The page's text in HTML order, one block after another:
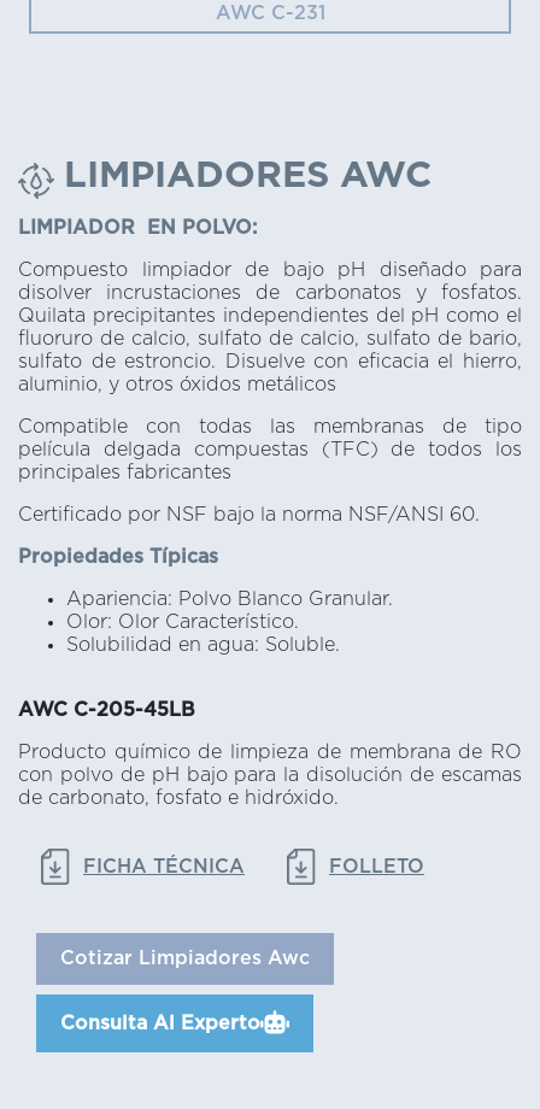
AWC C-231
LIMPIADORES AWC
LIMPIADOR EN POLVO:
Compuesto limpiador de bajo pH diseñado para
disolver incrustaciones de carbonatos y fosfatos.
Quilata precipitantes independientes del pH como el
fluoruro de calcio, sulfato de calcio, sulfato de bario,
sulfato de estroncio. Disuelve con eficacia el hierro,
aluminio, y otros óxidos metálicos
Compatible con todas las membranas de tipo
película delgada compuestas (TFC) de todos los
principales fabricantes
Certificado por NSF bajo la norma NSF/ANSI 60.
Propiedades Típicas
Apariencia: Polvo Blanco Granular.
Olor: Olor Característico.
Solubilidad en agua: Soluble.
AWC C-205-45LB
Producto químico de limpieza de membrana de RO
con polvo de pH bajo para la disolución de escamas
de carbonato, fosfato e hidróxido.
FICHA TÉCNICA FOLLETO
Cotizar Limpiadores Awc
Consulta Al Experto